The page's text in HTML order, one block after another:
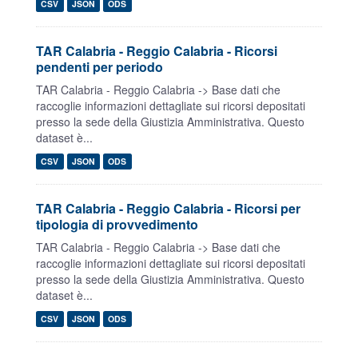
CSV JSON ODS
TAR Calabria - Reggio Calabria - Ricorsi
pendenti per periodo
TAR Calabria - Reggio Calabria -> Base dati che
raccoglie informazioni dettagliate sui ricorsi depositati
presso la sede della Giustizia Amministrativa. Questo
dataset è...
CSV JSON ODS
TAR Calabria - Reggio Calabria - Ricorsi per
tipologia di provvedimento
TAR Calabria - Reggio Calabria -> Base dati che
raccoglie informazioni dettagliate sui ricorsi depositati
presso la sede della Giustizia Amministrativa. Questo
dataset è...
CSV JSON ODS